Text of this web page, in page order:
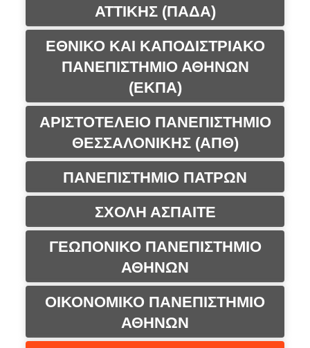
ΑΤΤΙΚΗΣ (ΠΑΔΑ)
ΕΘΝΙΚΟ ΚΑΙ ΚΑΠΟΔΙΣΤΡΙΑΚΟ
ΠΑΝΕΠΙΣΤΗΜΙΟ ΑΘΗΝΩΝ
(ΕΚΠΑ)
ΑΡΙΣΤΟΤΕΛΕΙΟ ΠΑΝΕΠΙΣΤΗΜΙΟ
ΘΕΣΣΑΛΟΝΙΚΗΣ (ΑΠΘ)
ΠΑΝΕΠΙΣΤΗΜΙΟ ΠΑΤΡΩΝ
ΣΧΟΛΗ ΑΣΠΑΙΤΕ
ΓΕΩΠΟΝΙΚΟ ΠΑΝΕΠΙΣΤΗΜΙΟ
ΑΘΗΝΩΝ
ΟΙΚΟΝΟΜΙΚΟ ΠΑΝΕΠΙΣΤΗΜΙΟ
ΑΘΗΝΩΝ